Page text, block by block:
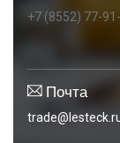
+7 (8552) 77-
Почта